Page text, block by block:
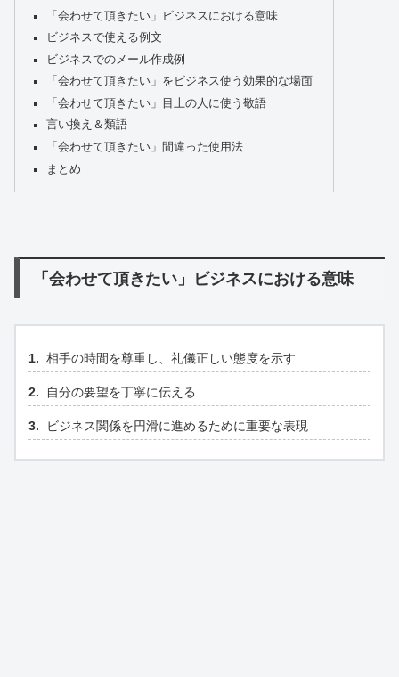
「会わせて頂きたい」ビジネスにおける意味
ビジネスで使える例文
ビジネスでのメール作成例
「会わせて頂きたい」をビジネス使う効果的な場面
「会わせて頂きたい」目上の人に使う敬語
言い換え＆類語
「会わせて頂きたい」間違った使用法
まとめ
「会わせて頂きたい」ビジネスにおける意味
相手の時間を尊重し、礼儀正しい態度を示す
自分の要望を丁寧に伝える
ビジネス関係を円滑に進めるために重要な表現